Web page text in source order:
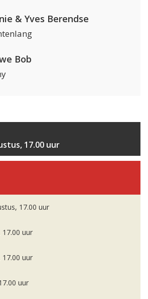
& Yves Berendse
Bob
17.00 uur
17.00 uur
uur
uur
uur